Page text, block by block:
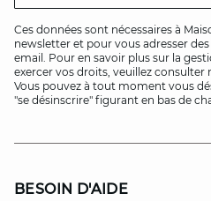
Ces données sont nécessaires à
newsletter et pour vous adresser
email. Pour en savoir plus sur la
exercer vos droits, veuillez consulter
Vous pouvez à tout moment vous
"se désinscrire" figurant en bas de
BESOIN D'AIDE